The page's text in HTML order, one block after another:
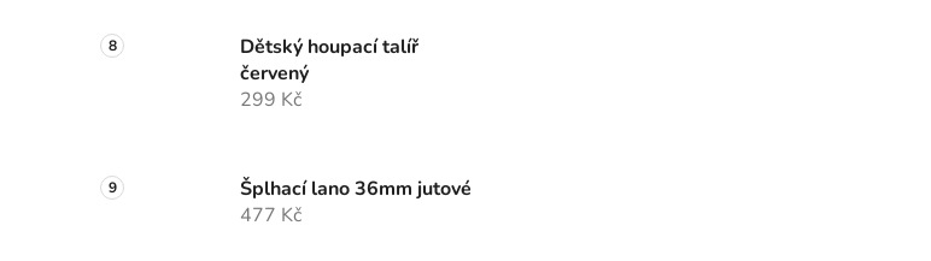
Dětský houpací talíř
červený
299 Kč
Šplhací lano 36mm jutové
477 Kč